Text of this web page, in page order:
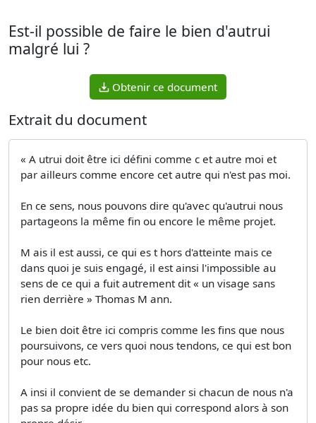
Est-il possible de faire le bien d'autrui
malgré lui ?
Obtenir ce document
Extrait du document
« A utrui doit être ici défini comme c et autre moi et
par ailleurs comme encore cet autre qui n'est pas moi.
En ce sens, nous pouvons dire qu'avec qu'autrui nous
partageons la même fin ou encore le même projet.
M ais il est aussi, ce qui es t hors d'atteinte mais ce
dans quoi je suis engagé, il est ainsi l'impossible au
sens de ce qui a fuit autrement dit « un visage sans
rien derrière » Thomas M ann.
Le bien doit être ici compris comme les fins que nous
poursuivons, ce vers quoi nous tendons, ce qui est bon
pour nous etc.
A insi il convient de se demander si chacun de nous n'a
pas sa propre idée du bien qui correspond alors à son